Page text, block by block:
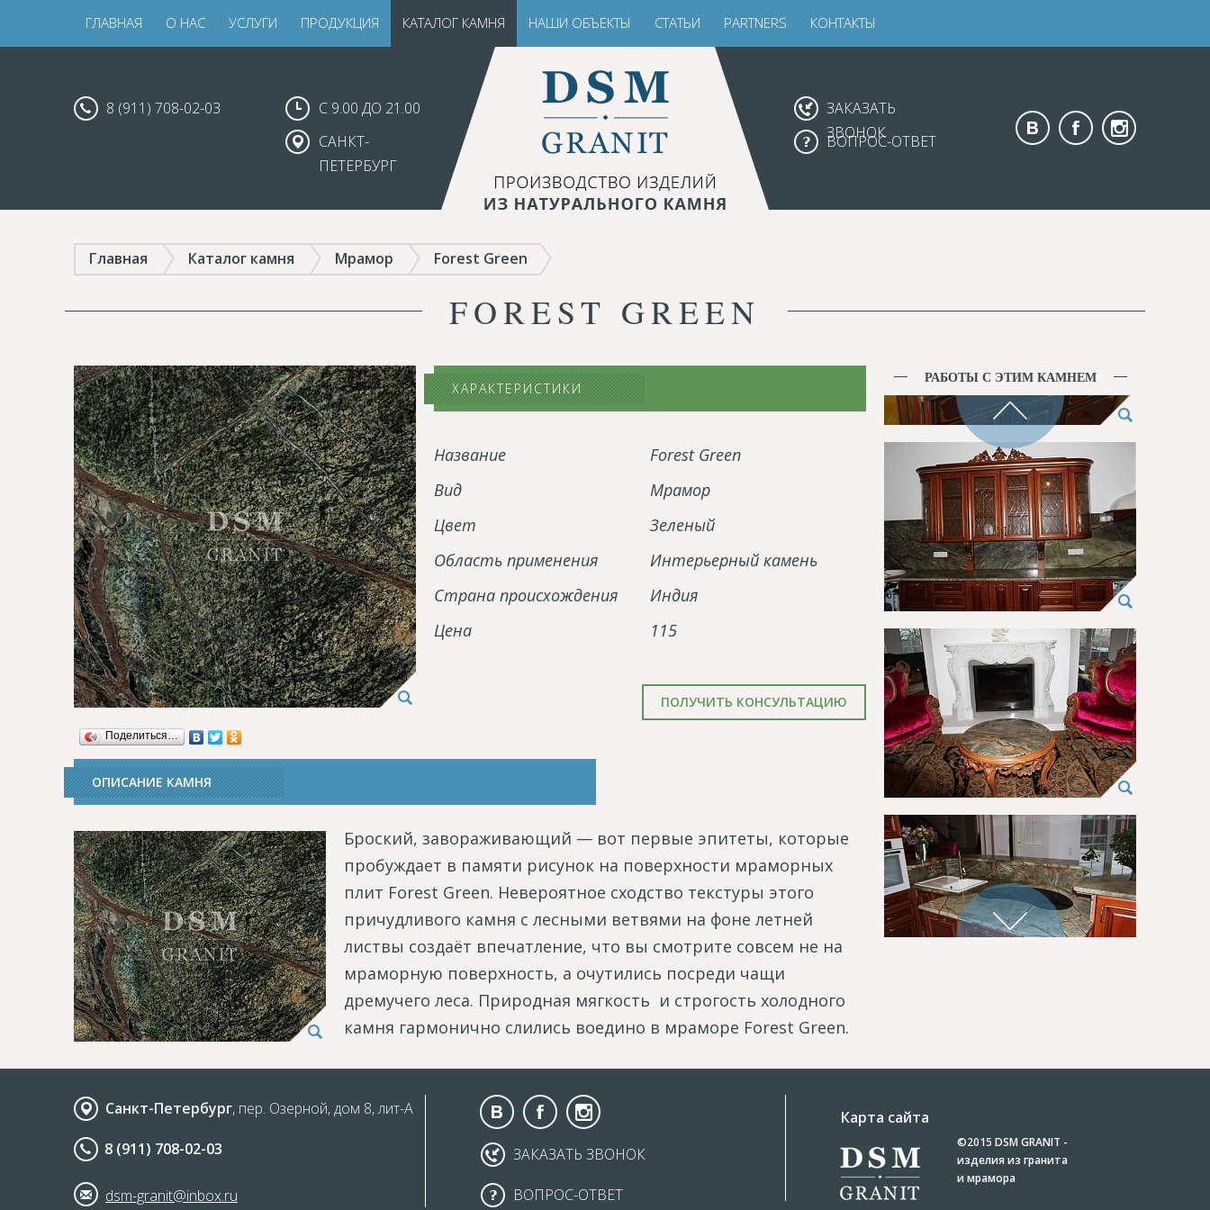
ГЛАВНАЯ О НАС УСЛУГИ ПРОДУКЦИЯ КАТАЛОГ КАМНЯ НАШИ ОБЪЕКТЫ СТАТЬИ PARTNERS КОНТАКТЫ
8 (911) 708-02-03
С 9.00 ДО 21.00
САНКТ-
ПЕТЕРБУРГ
ЗАКАЗАТЬ
ЗВОНОК
ВОПРОС-ОТВЕТ
Главная Каталог камня Мрамор Forest Green
FOREST GREEN
ХАРАКТЕРИСТИКИ
Название
Forest Green
Вид
Мрамор
Цвет
Зеленый
Область применения
Интерьерный камень
Страна происхождения
Индия
Цена
115
ПОЛУЧИТЬ КОНСУЛЬТАЦИЮ
Поделиться…
ОПИСАНИЕ КАМНЯ
Броский, завораживающий — вот первые эпитеты, которые
пробуждает в памяти рисунок на поверхности мраморных
плит Forest Green. Невероятное сходство текстуры этого
причудливого камня с лесными ветвями на фоне летней
листвы создаёт впечатление, что вы смотрите совсем не на
мраморную поверхность, а очутились посреди чащи
дремучего леса. Природная мягкость и строгость холодного
камня гармонично слились воедино в мраморе Forest Green.
РАБОТЫ С ЭТИМ КАМНЕМ
Санкт-Петербург, пер. Озерной, дом 8, лит-А
8 (911) 708-02-03
dsm-granit@inbox.ru
ЗАКАЗАТЬ ЗВОНОК
ВОПРОС-ОТВЕТ
Карта сайта
©2015 DSM GRANIT -
изделия из гранита
и мрамора